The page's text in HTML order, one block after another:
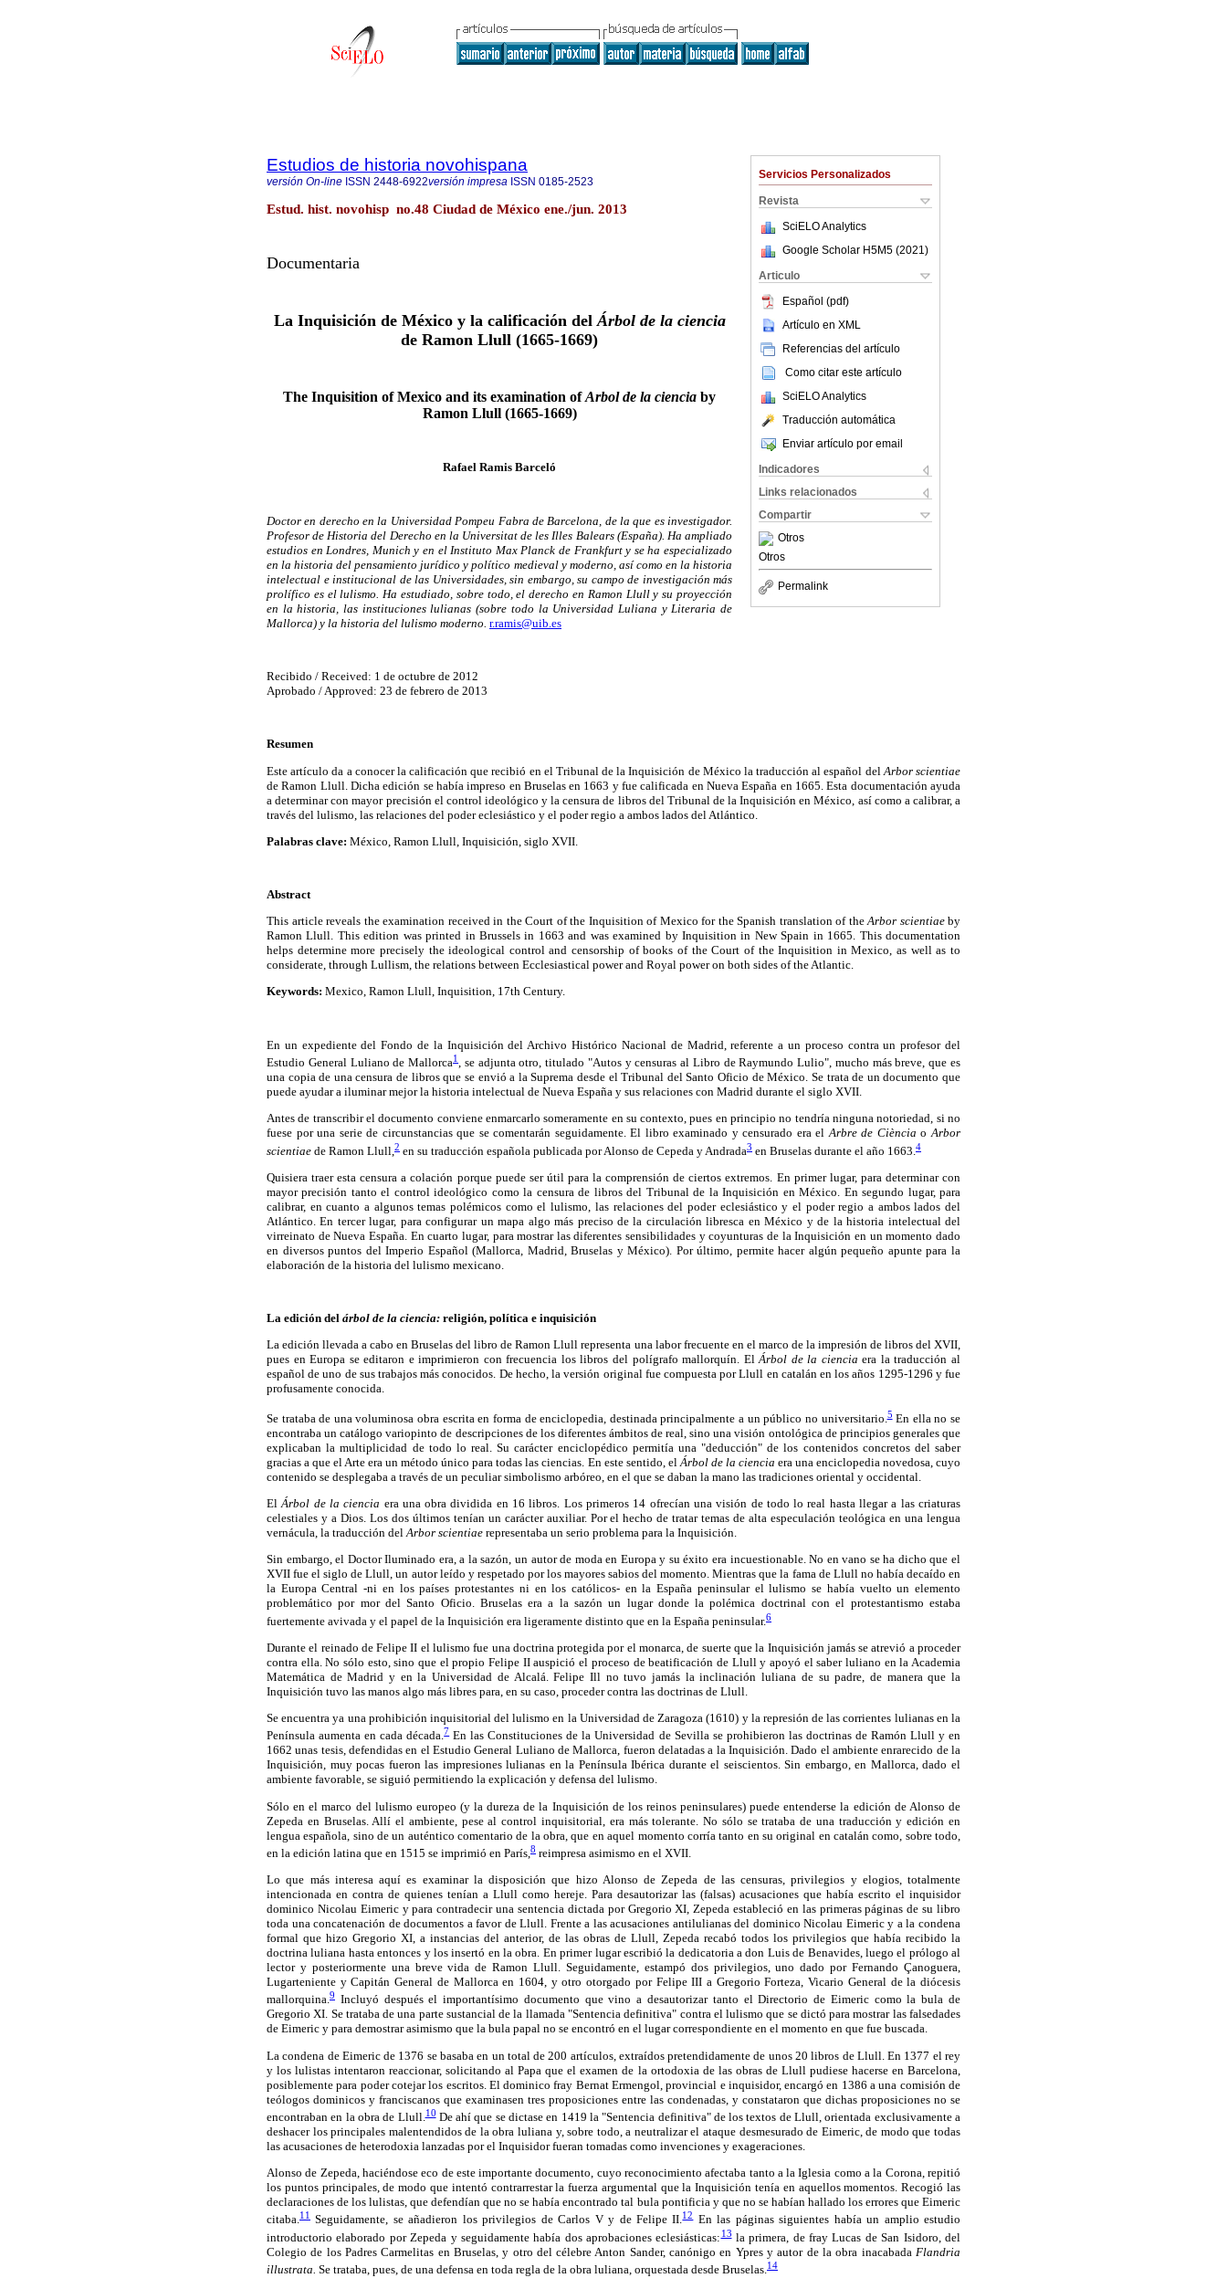
Servicios Personalizados
Revista
SciELO Analytics
Google Scholar H5M5 (2021 )
Articulo
Español (pdf)
Artículo en XML
Referencias del artículo
Como citar este artículo
SciELO Analytics
Traducción automática
Enviar artículo por email
Indicadores
Links relacionados
Compartir
Otros
Otros
Permalink
Estudios de historia novohispana
versión On-line ISSN 2448-6922versión impresa ISSN 0185-2523
Estud. hist. novohisp no.48 Ciudad de México ene./jun. 2013
Documentaria
La Inquisición de México y la calificación del Árbol de la ciencia
de Ramon Llull (1665-1669)
The Inquisition of Mexico and its examination ofArbol de la ciencia by
Ramon Llull (1665-1669)
Rafael Ramis Barceló
Doctor en derecho en la Universidad Pompeu Fabra de Barcelona, de la que es investigador.
Profesor de Historia del Derecho en la Universitat de les Illes Balears (España). Ha ampliado
estudios en Londres, Munich y en el Instituto Max Planck de Frankfurt y se ha especializado
en la historia del pensamiento jurídico y político medieval y moderno, así como en la historia
intelectual e institucional de las Universidades, sin embargo, su campo de investigación más
prolífico es el lulismo. Ha estudiado, sobre todo, el derecho en Ramon Llull y su proyección
en la historia, las instituciones lulianas (sobre todo la Universidad Luliana y Literaria de
Mallorca) y la historia del lulismo moderno. r.ramis@uib.es
Recibido / Received: 1 de octubre de 2012
Aprobado / Approved: 23 de febrero de 2013
Resumen
Este artículo da a conocer la calificación que recibió en el Tribunal de la Inquisición de México la traducción al español del Arbor scientiae
de Ramon Llull. Dicha edición se había impreso en Bruselas en 1663 y fue calificada en Nueva España en 1665. Esta documentación ayuda
a determinar con mayor precisión el control ideológico y la censura de libros del Tribunal de la Inquisición en México, así como a calibrar, a
través del lulismo, las relaciones del poder eclesiástico y el poder regio a ambos lados del Atlántico.
Palabras clave: México, Ramon Llull, Inquisición, siglo XVII.
Abstract
This article reveals the examination received in the Court of the Inquisition of Mexico for the Spanish translation of theArbor scientiaeby
Ramon Llull. This edition was printed in Brussels in 1663 and was examined by Inquisition in New Spain in 1665. This documentation
helps determine more precisely the ideological control and censorship of books of the Court of the Inquisition in Mexico, as well as to
considerate, through Lullism, the relations between Ecclesiastical power and Royal power on both sides of the Atlantic.
Keywords: Mexico, Ramon Llull, Inquisition, 17th Century.
En un expediente del Fondo de la Inquisición del Archivo Histórico Nacional de Madrid, referente a un proceso contra un profesor del
Estudio General Luliano de Mallorca1, se adjunta otro, titulado "Autos y censuras al Libro de Raymundo Lulio", mucho más breve, que es
una copia de una censura de libros que se envió a la Suprema desde el Tribunal del Santo Oficio de México. Se trata de un documento que
puede ayudar a iluminar mejor la historia intelectual de Nueva España y sus relaciones con Madrid durante el siglo XVII.
Antes de transcribir el documento conviene enmarcarlo someramente en su contexto, pues en principio no tendría ninguna notoriedad, si no
fuese por una serie de circunstancias que se comentarán seguidamente. El libro examinado y censurado era elArbre de Ciència oArbor
scientiae de Ramon Llull, 2 en su traducción española publicada por Alonso de Cepeda y Andrada3 en Bruselas durante el año 1663. 4
Quisiera traer esta censura a colación porque puede ser útil para la comprensión de ciertos extremos. En primer lugar, para determinar con
mayor precisión tanto el control ideológico como la censura de libros del Tribunal de la Inquisición en México. En segundo lugar, para
calibrar, en cuanto a algunos temas polémicos como el lulismo, las relaciones del poder eclesiástico y el poder regio a ambos lados del
Atlántico. En tercer lugar, para configurar un mapa algo más preciso de la circulación libresca en México y de la historia intelectual del
virreinato de Nueva España. En cuarto lugar, para mostrar las diferentes sensibilidades y coyunturas de la Inquisición en un momento dado
en diversos puntos del Imperio Español (Mallorca, Madrid, Bruselas y México). Por último, permite hacer algún pequeño apunte para la
elaboración de la historia del lulismo mexicano.
La edición del árbol de la ciencia: religión, política e inquisición
La edición llevada a cabo en Bruselas del libro de Ramon Llull representa una labor frecuente en el marco de la impresión de libros del XVII,
pues en Europa se editaron e imprimieron con frecuencia los libros del polígrafo mallorquín. ElÁrbol de la ciencia era la traducción al
español de uno de sus trabajos más conocidos. De hecho, la versión original fue compuesta por Llull en catalán en los años 1295-1296 y fue
profusamente conocida.
Se trataba de una voluminosa obra escrita en forma de enciclopedia, destinada principalmente a un público no universitario.5En ella no se
encontraba un catálogo variopinto de descripciones de los diferentes ámbitos de real, sino una visión ontológica de principios generales que
explicaban la multiplicidad de todo lo real. Su carácter enciclopédico permitía una "deducción" de los contenidos concretos del saber
gracias a que el Arte era un método único para todas las ciencias. En este sentido, el Árbol de la ciencia era una enciclopedia novedosa, cuyo
contenido se desplegaba a través de un peculiar simbolismo arbóreo, en el que se daban la mano las tradiciones oriental y occidental.
ElÁrbol de la ciencia era una obra dividida en 16 libros. Los primeros 14 ofrecían una visión de todo lo real hasta llegar a las criaturas
celestiales y a Dios. Los dos últimos tenían un carácter auxiliar. Por el hecho de tratar temas de alta especulación teológica en una lengua
vernácula, la traducción delArbor scientiae representaba un serio problema para la Inquisición.
Sin embargo, el Doctor Iluminado era, a la sazón, un autor de moda en Europa y su éxito era incuestionable. No en vano se ha dicho que el
XVII fue el siglo de Llull, un autor leído y respetado por los mayores sabios del momento. Mientras que la fama de Llull no había decaído en
la Europa Central -ni en los países protestantes ni en los católicos- en la España peninsular el lulismo se había vuelto un elemento
problemático por mor del Santo Oficio. Bruselas era a la sazón un lugar donde la polémica doctrinal con el protestantismo estaba
fuertemente avivada y el papel de la Inquisición era ligeramente distinto que en la España peninsular.6
Durante el reinado de Felipe II el lulismo fue una doctrina protegida por el monarca, de suerte que la Inquisición jamás se atrevió a proceder
contra ella. No sólo esto, sino que el propio Felipe II auspició el proceso de beatificación de Llull y apoyó el saber luliano en la Academia
Matemática de Madrid y en la Universidad de Alcalá. Felipe Ill no tuvo jamás la inclinación luliana de su padre, de manera que la
Inquisición tuvo las manos algo más libres para, en su caso, proceder contra las doctrinas de Llull.
Se encuentra ya una prohibición inquisitorial del lulismo en la Universidad de Zaragoza (1610) y la represión de las corrientes lulianas en la
Península aumenta en cada década.7En las Constituciones de la Universidad de Sevilla se prohibieron las doctrinas de Ramón Llull y en
1662 unas tesis, defendidas en el Estudio General Luliano de Mallorca, fueron delatadas a la Inquisición. Dado el ambiente enrarecido de la
Inquisición, muy pocas fueron las impresiones lulianas en la Península Ibérica durante el seiscientos. Sin embargo, en Mallorca, dado el
ambiente favorable, se siguió permitiendo la explicación y defensa del lulismo.
Sólo en el marco del lulismo europeo (y la dureza de la Inquisición de los reinos peninsulares) puede entenderse la edición de Alonso de
Zepeda en Bruselas. Allí el ambiente, pese al control inquisitorial, era más tolerante. No sólo se trataba de una traducción y edición en
lengua española, sino de un auténtico comentario de la obra, que en aquel momento corría tanto en su original en catalán como, sobre todo,
en la edición latina que en 1515 se imprimió en París, 8 reimpresa asimismo en el XVII.
Lo que más interesa aquí es examinar la disposición que hizo Alonso de Zepeda de las censuras, privilegios y elogios, totalmente
intencionada en contra de quienes tenían a Llull como hereje. Para desautorizar las (falsas) acusaciones que había escrito el inquisidor
dominico Nicolau Eimeric y para contradecir una sentencia dictada por Gregorio XI, Zepeda estableció en las primeras páginas de su libro
toda una concatenación de documentos a favor de Llull. Frente a las acusaciones antilulianas del dominico Nicolau Eimeric y a la condena
formal que hizo Gregorio XI, a instancias del anterior, de las obras de Llull, Zepeda recabó todos los privilegios que había recibido la
doctrina luliana hasta entonces y los insertó en la obra. En primer lugar escribió la dedicatoria a don Luis de Benavides, luego el prólogo al
lector y posteriormente una breve vida de Ramon Llull. Seguidamente, estampó dos privilegios, uno dado por Fernando Çanoguera,
Lugarteniente y Capitán General de Mallorca en 1604, y otro otorgado por Felipe III a Gregorio Forteza, Vicario General de la diócesis
mallorquina.9 Incluyó después el importantísimo documento que vino a desautorizar tanto el Directorio de Eimeric como la bula de
Gregorio XI. Se trataba de una parte sustancial de la llamada "Sentencia definitiva" contra el lulismo que se dictó para mostrar las falsedades
de Eimeric y para demostrar asimismo que la bula papal no se encontró en el lugar correspondiente en el momento en que fue buscada.
La condena de Eimeric de 1376 se basaba en un total de 200 artículos, extraídos pretendidamente de unos 20 libros de Llull. En 1377 el rey
y los lulistas intentaron reaccionar, solicitando al Papa que el examen de la ortodoxia de las obras de Llull pudiese hacerse en Barcelona,
posiblemente para poder cotejar los escritos. El dominico fray Bernat Ermengol, provincial e inquisidor, encargó en 1386 a una comisión de
teólogos dominicos y franciscanos que examinasen tres proposiciones entre las condenadas, y constataron que dichas proposiciones no se
encontraban en la obra de Llull.10De ahí que se dictase en 1419 la "Sentencia definitiva" de los textos de Llull, orientada exclusivamente a
deshacer los principales malentendidos de la obra luliana y, sobre todo, a neutralizar el ataque desmesurado de Eimeric, de modo que todas
las acusaciones de heterodoxia lanzadas por el Inquisidor fueran tomadas como invenciones y exageraciones.
Alonso de Zepeda, haciéndose eco de este importante documento, cuyo reconocimiento afectaba tanto a la Iglesia como a la Corona, repitió
los puntos principales, de modo que intentó contrarrestar la fuerza argumental que la Inquisición tenía en aquellos momentos. Recogió las
declaraciones de los lulistas, que defendían que no se había encontrado tal bula pontificia y que no se habían hallado los errores que Eimeric
citaba.11 Seguidamente, se añadieron los privilegios de Carlos V y de Felipe II.12En las páginas siguientes había un amplio estudio
introductorio elaborado por Zepeda y seguidamente había dos aprobaciones eclesiásticas:13la primera, de fray Lucas de San Isidoro, del
Colegio de los Padres Carmelitas en Bruselas, y otro del célebre Anton Sander, canónigo en Ypres y autor de la obra inacabada Flandria
illustrata. Se trataba, pues, de una defensa en toda regla de la obra luliana, orquestada desde Bruselas.14